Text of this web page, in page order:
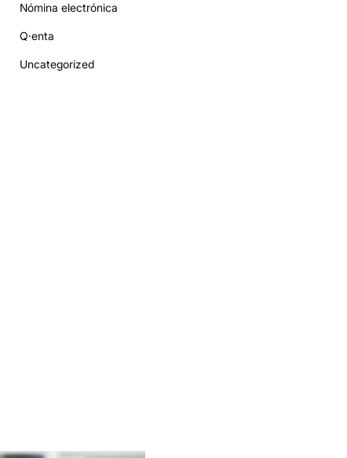
Nómina electrónica
Q·enta
Uncategorized